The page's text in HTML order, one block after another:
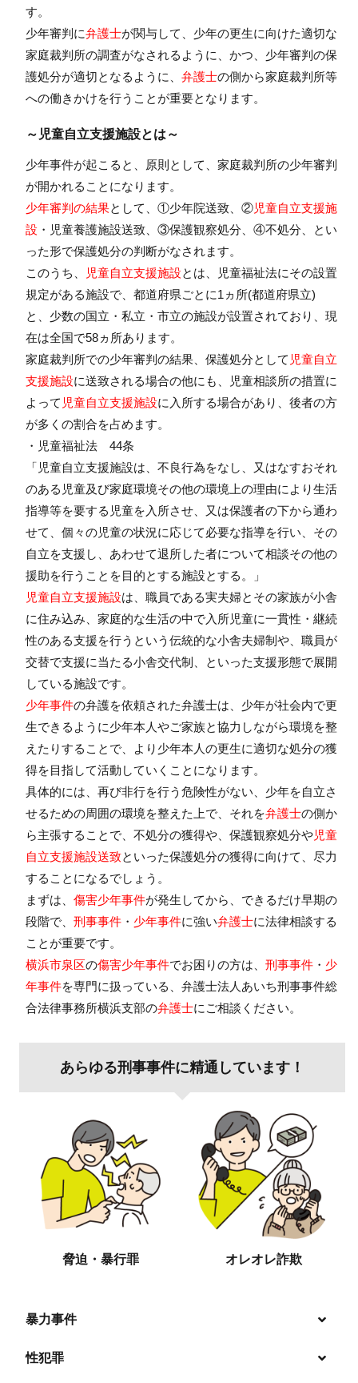
す。
少年審判に弁護士が関与して、少年の更生に向けた適切な
家庭裁判所の調査がなされるように、かつ、少年審判の保
護処分が適切となるように、 弁護士の側から家庭裁判所等
への働きかけを行うことが重要となります。
～児童自立支援施設とは～
少年事件が起こると、原則として、家庭裁判所の少年審判
が開かれることになります。
少年審判の結果として、①少年院送致、②児童自立支援施
設 ・児童養護施設送致、③保護観察処分、④不処分、とい
った形で保護処分の判断がなされます。
このうち、
児童自立支援施設とは、児童福祉法にその設置
規定がある施設で、都道府県ごとに1ヵ所(都道府県立)
と、少数の国立・私立・市立の施設が設置されており、現
在は全国で58ヵ所あります。
家庭裁判所での少年審判の結果、保護処分として 児童自立
支援施設に送致される場合の他にも、児童相談所の措置に
よって 児童自立支援施設に入所する場合があり、後者の方
が多くの割合を占めます。
・児童福祉法 44条
「児童自立支援施設は、不良行為をなし、又はなすおそれ
のある児童及び家庭環境その他の環境上の理由により生活
指導等を要する児童を入所させ、又は保護者の下から通わ
せて、個々の児童の状況に応じて必要な指導を行い、その
自立を支援し、あわせて退所した者について相談その他の
援助を行うことを目的とする施設とする。」
児童自立支援施設は、職員である実夫婦とその家族が小舎
に住み込み、家庭的な生活の中で入所児童に一貫性・継続
性のある支援を行うという伝統的な小舎夫婦制や、職員が
交替で支援に当たる小舎交代制、といった支援形態で展開
している施設です。
少年事件の弁護を依頼された弁護士は、少年が社会内で更
生できるように少年本人やご家族と協力しながら環境を整
えたりすることで、より少年本人の更生に適切な処分の獲
得を目指して活動していくことになります。
具体的には、再び非行を行う危険性がない、少年を自立さ
せるための周囲の環境を整えた上で、それを弁護士の側か
ら主張することで、不処分の獲得や、保護観察処分や児童
自立支援施設送致といった保護処分の獲得に向けて、尽力
することになるでしょう。
まずは、 傷害少年事件が発生してから、できるだけ早期の
段階で、 刑事事件 ・ 少年事件に強い弁護士に法律相談する
ことが重要です。
横浜市泉区の傷害少年事件でお困りの方は、 刑事事件 ・ 少
年事件を専門に扱っている、 弁護士法人あいち刑事事件総
合法律事務所横浜支部の弁護士にご相談ください。
あらゆる刑事事件に精通しています！
脅迫・暴行罪 オレオレ詐欺
暴力事件
性犯罪